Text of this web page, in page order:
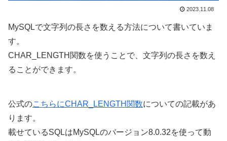
2023.11.08
MySQLで文字列の長さを数える方法について書いていま
す。
CHAR_LENGTH関数を使うことで、文字列の長さを数え
ることができます。
公式のこちらにCHAR_LENGTH関数についての記載があ
ります。
載せているSQLはMySQLのバージョン8.0.32を使って動